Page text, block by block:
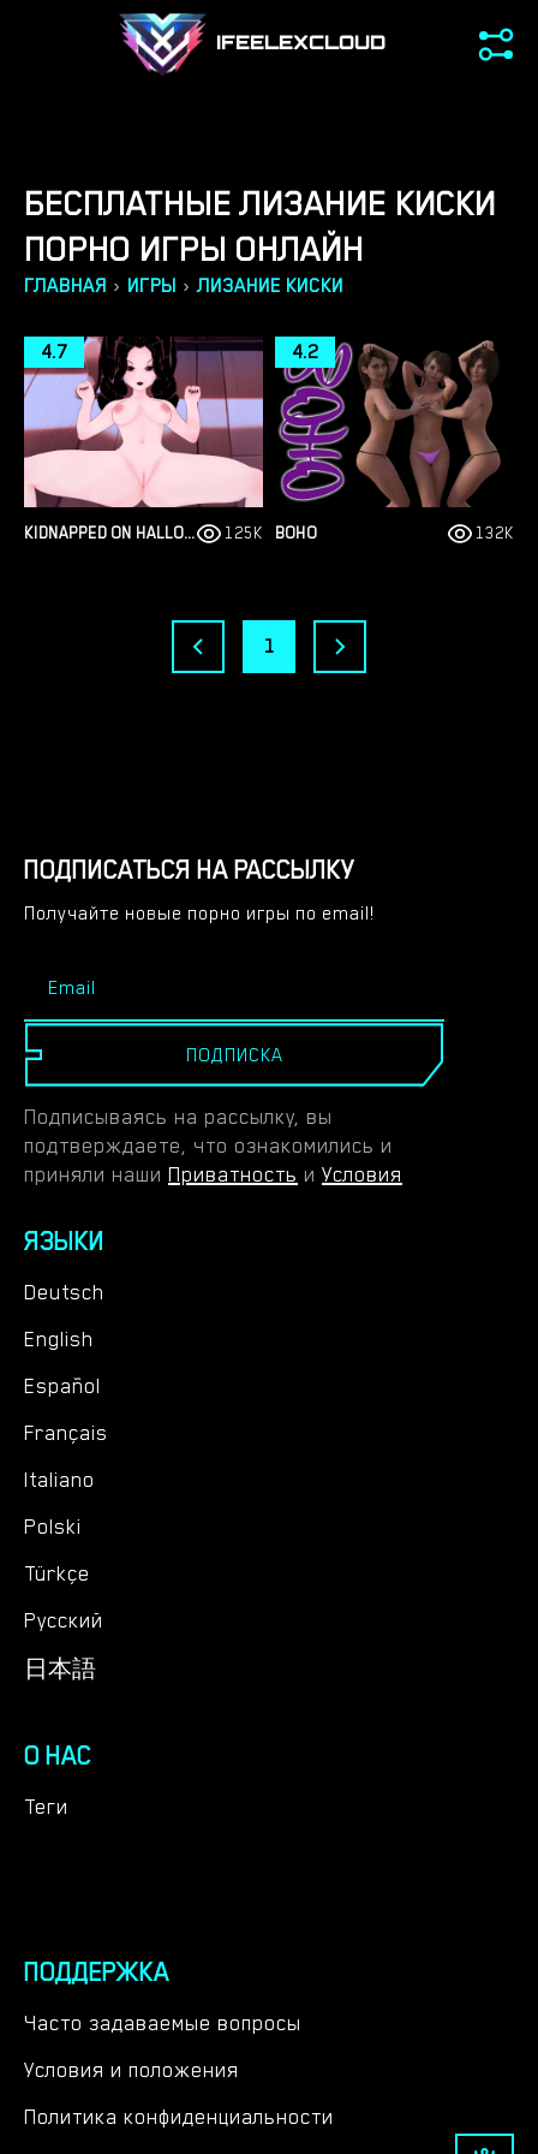
IFEELEXCLOUD
БЕСПЛАТНЫЕ ЛИЗАНИЕ КИСКИ
ПОРНО ИГРЫ ОНЛАЙН
ГЛАВНАЯ › ИГРЫ › ЛИЗАНИЕ КИСКИ
KIDNAPPED ON HALLOWEEN
4.7
125K BOHO
4.2
132K
1
ПОДПИСАТЬСЯ НА РАССЫЛКУ
Получайте новые порно игры по email!
ПОДПИСКА
Подписываясь на рассылку, вы
подтверждаете, что ознакомились и
приняли наши Приватность и Условия
ЯЗЫКИ
Deutsch
English
Español
Français
Italiano
Polski
Türkçe
Русский
日本語
О НАС
Теги
ПОДДЕРЖКА
Часто задаваемые вопросы
Условия и положения
Политика конфиденциальности